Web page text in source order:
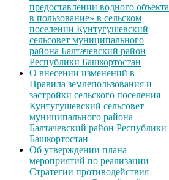
предоставлении водного объекта
в пользование» в сельском
поселении Кунтугушевский
сельсовет муниципального
района Балтачевский район
Республики Башкортостан
О внесении изменений в
Правила землепользования и
застройки сельского поселения
Кунтугушевский сельсовет
муниципального района
Балтачевский район Республики
Башкортостан
Об утверждении плана
мероприятий по реализации
Стратегии противодействия